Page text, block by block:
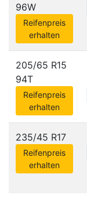
96W
Reifenpreis
erhalten
205/65 R15
94T
Reifenpreis
erhalten
235/45 R17
Reifenpreis
erhalten